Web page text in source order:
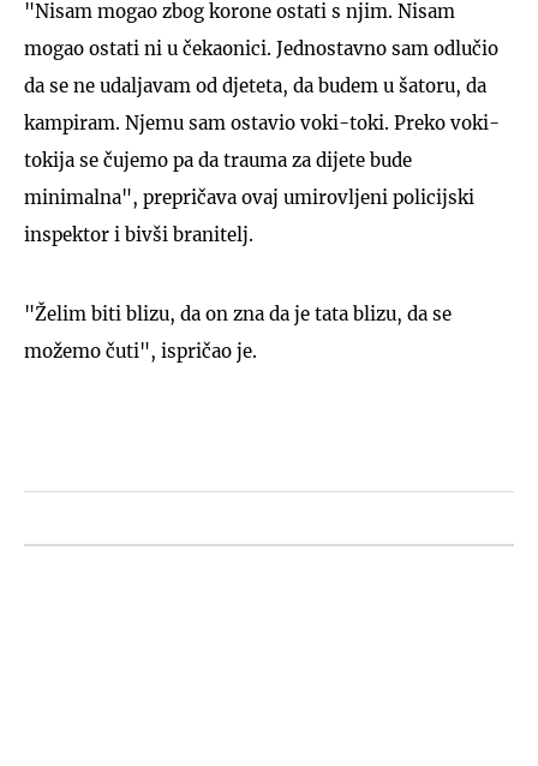
"Nisam mogao zbog korone ostati s njim. Nisam
mogao ostati ni u čekaonici. Jednostavno sam odlučio
da se ne udaljavam od djeteta, da budem u šatoru, da
kampiram. Njemu sam ostavio voki-toki. Preko voki-
tokija se čujemo pa da trauma za dijete bude
minimalna", prepričava ovaj umirovljeni policijski
inspektor i bivši branitelj.
"Želim biti blizu, da on zna da je tata blizu, da se
možemo čuti", ispričao je.